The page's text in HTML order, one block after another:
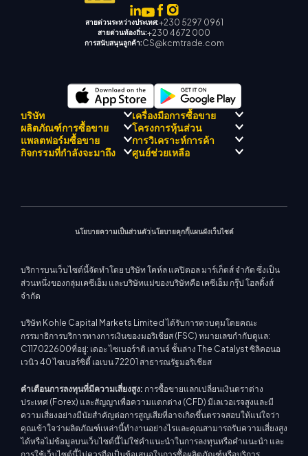
สายด่วนระหว่างประเทศ:+230 5297 0961
สายด่วนท้องถิ่น:+230 4672 000
การสนับสนุนลูกค้า:CS@kcmtrade.com
บริษัท
การปฏิบัติตามกฎระเบียบ
เกี่ยวกับ KCM เทรด
ทีมดริฟท์เทรด เคซีเอ็ม
เครื่องมือการซื้อขาย
KCM เทรด AI ที่ปรึกษา
ศูนย์สัญญาณเทรด เคซีเอ็ม
ปฏิทินเศรษฐกิ
ผลิตภัณฑ์การซื้อขาย
Forex
โครงการหุ้นส่วน
แนะนำโปรแกรมโบรกเกอร์
แพลตฟอร์มซื้อขาย การวิเคราะห์การค้า
ทีมนักวิเคราะห์ตลาด
กิจกรรมที่กำลังจะมาถึง ศูนย์ช่วยเหลือ
นโยบายความเป็นส่วนตัวนโยบายคุกกี้ แผนผังเว็บไซต์
บริการบนเว็บไซต์นี้จัดทำโดย บริษัท โคห์ล แคปิตอล มาร์เก็ตส์ จำกัด ซึ่งเป็น
ส่วนหนึ่งของกลุ่มเคซีเอ็ม และบริษัทแม่ของบริษัทคือ เคซีเอ็ม กรุ๊ป โฮลดิ้งส์
จำกัด
บริษัท Kohle Capital Markets Limited ได้รับการควบคุมโดยคณะ
กรรมาธิการบริการทางการเงินของมอริเชียส (FSC) หมายเลขกำกับดูแล:
C117022600ที่อยู่: เดอะ ไซเบอร์าติ เลานจ์ ชั้นล่าง The Catalyst ซิลิคอนอ
เวนิว 40 ไซเบอร์ซิตี้ เอเบน 72201 สาธารณรัฐมอริเชียส
คำเตือนการลงทุนที่มีความเสี่ยงสูง: การซื้อขายแลกเปลี่ยนเงินตราต่าง
ประเทศ (Forex) และสัญญาเพื่อความแตกต่าง (CFD) มีเลเวอเรจสูงและมี
ความเสี่ยงอย่างมีนัยสำคัญต่อการสูญเสียที่อาจเกิดขึ้นตรวจสอบให้แน่ใจว่า
คุณเข้าใจว่าผลิตภัณฑ์เหล่านี้ทำงานอย่างไรและคุณสามารถรับความเสี่ยงสูง
ได้หรือไม่ข้อมูลบนเว็บไซต์นี้ไม่ใช่คำแนะนำในการลงทุนหรือคำแนะนำ และ